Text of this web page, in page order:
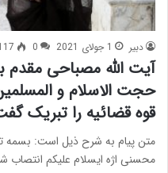
دبیر 1 جولای 2021 0
آیت الله مصباحی مقدم
حجت الاسلام و
قوه قضائیه را تبریک
متن پیام به شرح ذیل است: بسمه
محسنی اژه ایسلام علیکم انتصاب